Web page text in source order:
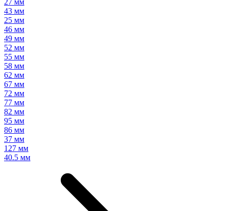
27 мм
43 мм
25 мм
46 мм
49 мм
52 мм
55 мм
58 мм
62 мм
67 мм
72 мм
77 мм
82 мм
95 мм
86 мм
37 мм
127 мм
40.5 мм